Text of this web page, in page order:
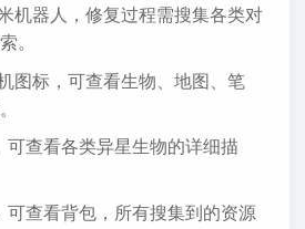
机器人，修复过程需搜集各类对
。
图标，可查看生物、地图、笔
可查看各类异星生物的详细描
可查看背包，所有搜集到的资源